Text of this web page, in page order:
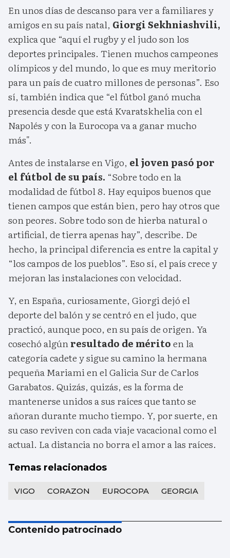
En unos días de descanso para ver a familiares y
amigos en su país natal, Giorgi Sekhniashvili,
explica que “aquí el rugby y el judo son los
deportes principales. Tienen muchos campeones
olímpicos y del mundo, lo que es muy meritorio
para un país de cuatro millones de personas”. Eso
sí, también indica que “el fútbol ganó mucha
presencia desde que está Kvaratskhelia con el
Napolés y con la Eurocopa va a ganar mucho
más".
Antes de instalarse en Vigo, el joven pasó por
el fútbol de su país. “Sobre todo en la
modalidad de fútbol 8. Hay equipos buenos que
tienen campos que están bien, pero hay otros que
son peores. Sobre todo son de hierba natural o
artificial, de tierra apenas hay”, describe. De
hecho, la principal diferencia es entre la capital y
“los campos de los pueblos”. Eso sí, el país crece y
mejoran las instalaciones con velocidad.
Y, en España, curiosamente, Giorgi dejó el
deporte del balón y se centró en el judo, que
practicó, aunque poco, en su país de origen. Ya
cosechó algúnresultado de méritoen la
categoría cadete y sigue su camino la hermana
pequeña Mariami en el Galicia Sur de Carlos
Garabatos. Quizás, quizás, es la forma de
mantenerse unidos a sus raíces que tanto se
añoran durante mucho tiempo. Y, por suerte, en
su caso reviven con cada viaje vacacional como el
actual. La distancia no borra el amor a las raíces.
Temas relacionados
VIGO CORAZON EUROCOPA GEORGIA
Contenido patrocinado